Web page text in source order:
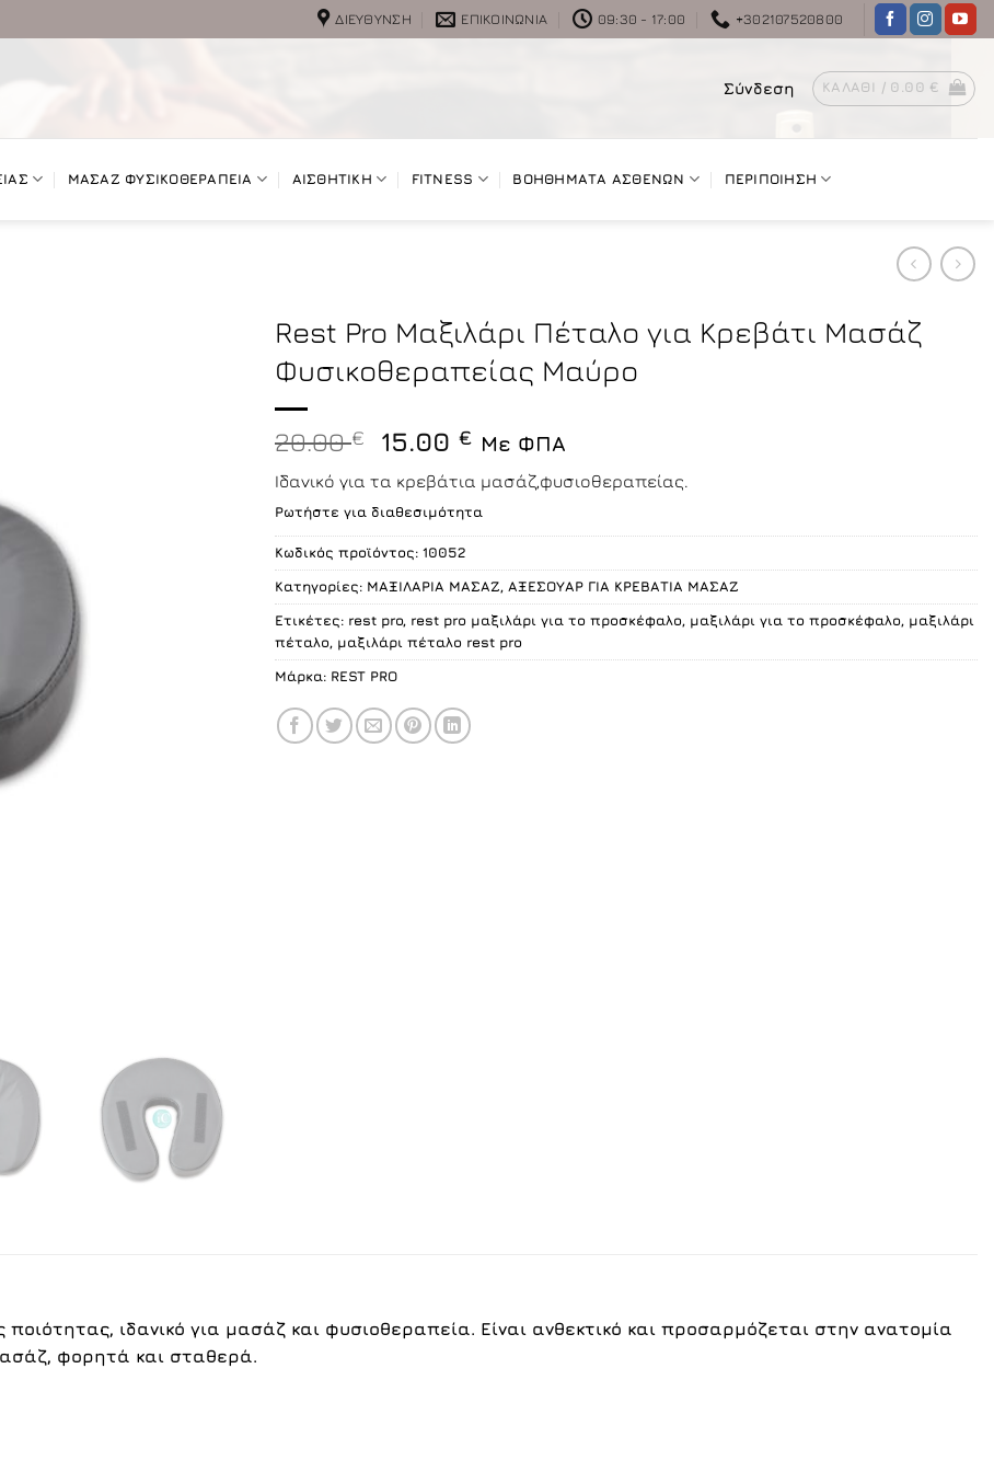
ΔΙΕΎΘΥΝΣΗ ΕΠΙΚΟΙΝΩΝΊΑ 09:30 - 17:00 +302107520800
Σύνδεση ΚΑΛΆΘΙ / 0.00 €
ΜΑΣΑΖ ΦΥΣΙΚΟΘΕΡΑΠΕΙΑ ΑΙΣΘΗΤΙΚΗ FITNESS ΒΟΗΘΗΜΑΤΑ ΑΣΘΕΝΩΝ ΠΕΡΙΠΟΙΗΣΗ
Rest Pro Μαξιλάρι Πέταλο για Κρεβάτι Μασάζ
Φυσικοθεραπείας Μαύρο
20.00€
Original
price
was:
20.00 €.
15.00€Η
τρέχουσα
τιμή
είναι:
15.00 €.
Με ΦΠΑ
Ιδανικό για τα κρεβάτια μασάζ,φυσιοθεραπείας.
Ρωτήστε για διαθεσιμότητα
Κωδικός προϊόντος: 10052
Κατηγορίες: ΜΑΞΙΛΑΡΙΑ ΜΑΣΑΖ, ΑΞΕΣΟΥΑΡ ΓΙΑ ΚΡΕΒΑΤΙΑ ΜΑΣΑΖ
Ετικέτες: rest pro, rest pro μαξιλάρι για το προσκέφαλο, μαξιλάρι για το προσκέφαλο, μαξιλάρι
πέταλο, μαξιλάρι πέταλο rest pro
Μάρκα: REST PRO
ιδανικό για μασάζ και φυσιοθεραπεία. Είναι ανθεκτικό και προσαρμόζεται στην ανατομία
φορητά και σταθερά.